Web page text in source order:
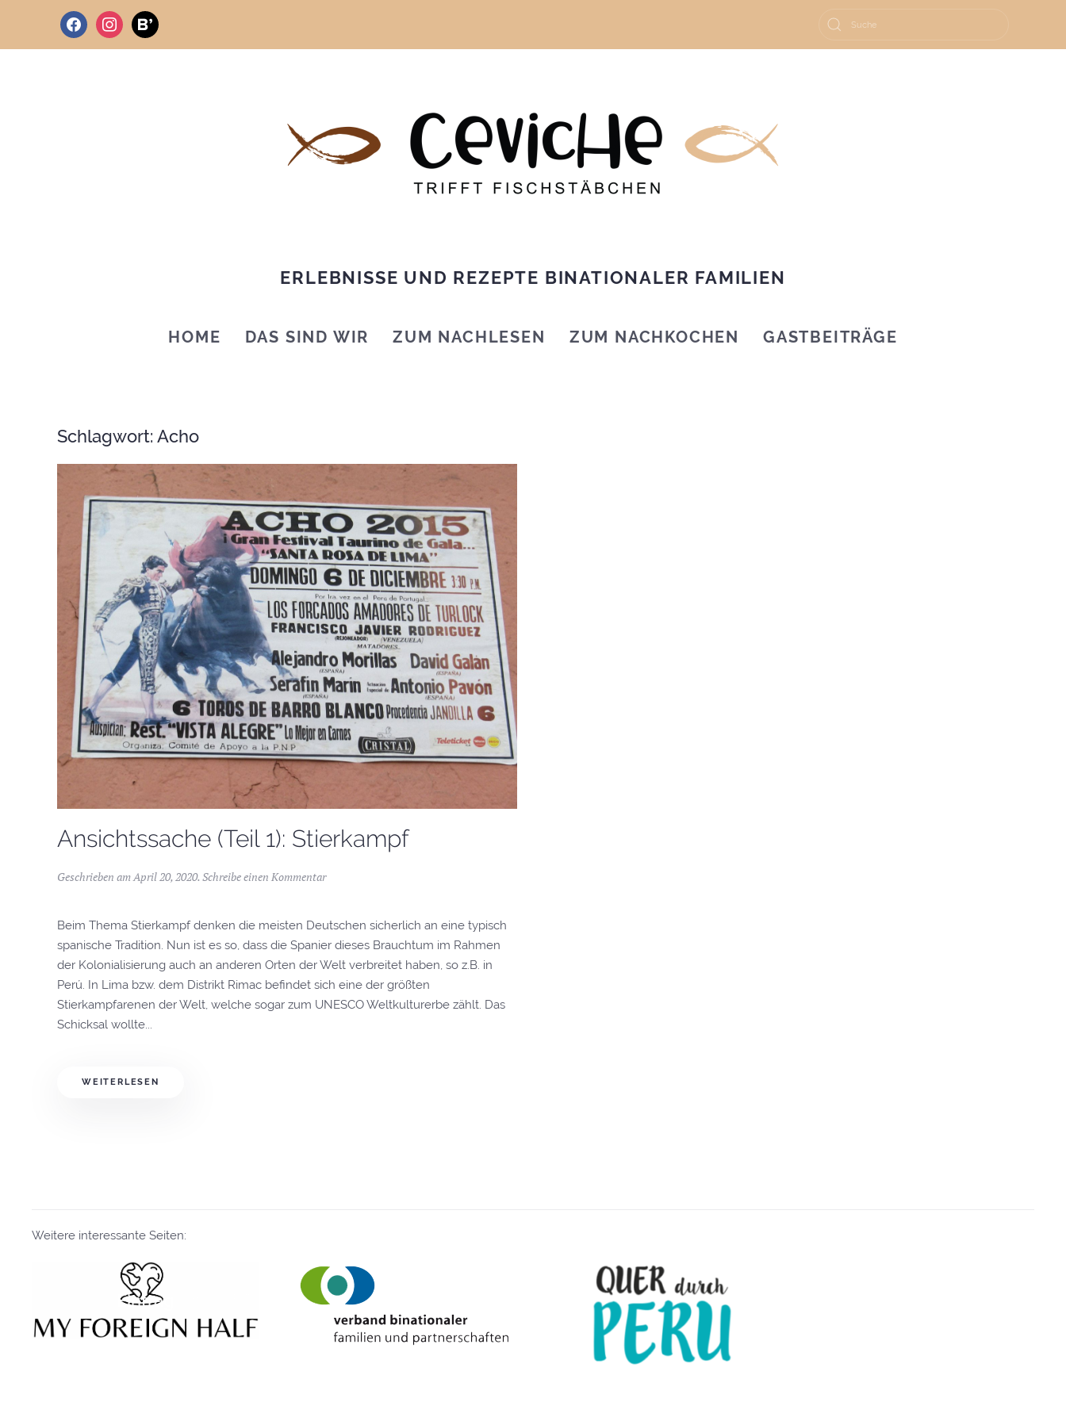
facebookinstagrambloglovin
ERLEBNISSE UND REZEPTE BINATIONALER FAMILIEN
HOME DAS SIND WIR ZUM NACHLESEN ZUM NACHKOCHEN GASTBEITRÄGE
Schlagwort: Acho
Ansichtssache (Teil 1): Stierkampf
Geschrieben amApril 20, 2020. Schreibe einen Kommentar
Beim Thema Stierkampf denken die meisten Deutschen sicherlich an eine typisch
spanische Tradition. Nun ist es so, dass die Spanier dieses Brauchtum im Rahmen
der Kolonialisierung auch an anderen Orten der Welt verbreitet haben, so z.B. in
Perú. In Lima bzw. dem Distrikt Rimac befindet sich eine der größten
Stierkampfarenen der Welt, welche sogar zum UNESCO Weltkulturerbe zählt. Das
Schicksal wollte...
WEITERLESEN
Weitere interessante Seiten:
Eintrag